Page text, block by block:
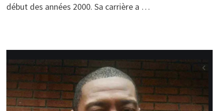
début des années 2000. Sa carrière a …